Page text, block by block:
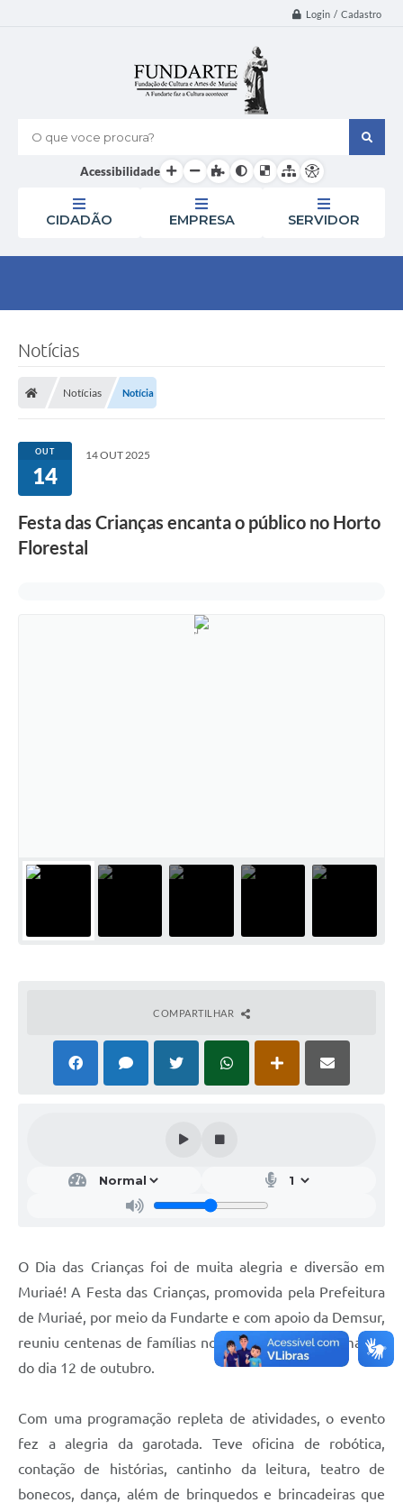
Login / Cadastro
O que voce procura?
Acessibilidade
CIDADÃO EMPRESA SERVIDOR
Notícias
Notícias Notícia
OUT
14
14 OUT 2025
Festa das Crianças encanta o público no Horto
Florestal
COMPARTILHAR
O Dia das Crianças foi de muita alegria e diversão em
Muriaé! A Festa das Crianças, promovida pela Prefeitura
de Muriaé, por meio da Fundarte e com apoio da Demsur,
reuniu centenas de famílias no Horto Florestal na manhã
do dia 12 de outubro.
Com uma programação repleta de atividades, o evento
fez a alegria da garotada. Teve oficina de robótica,
contação de histórias, cantinho da leitura, teatro de
bonecos, dança, além de brinquedos e brincadeiras que